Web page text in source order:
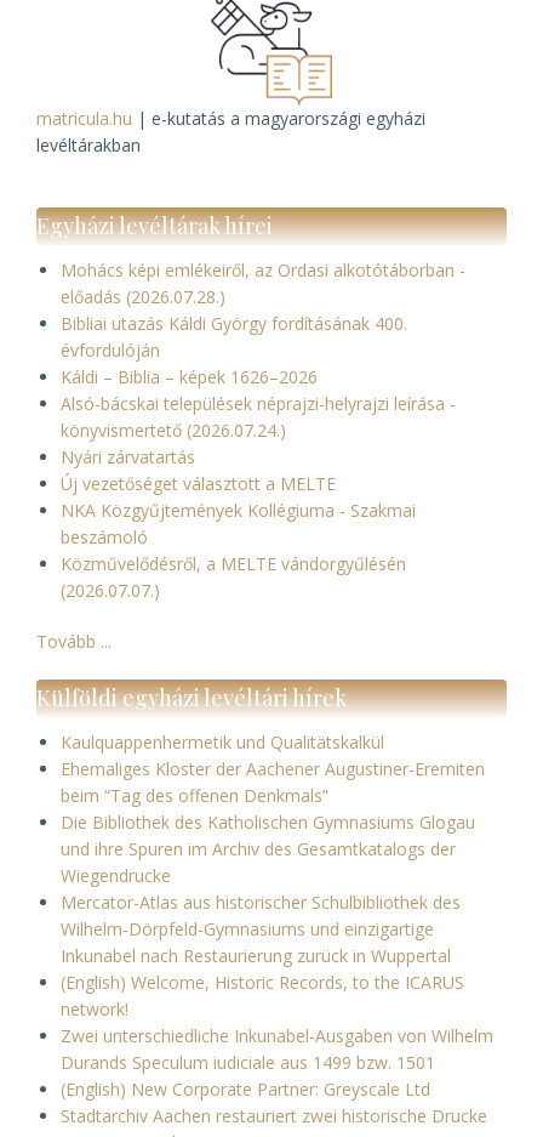
matricula.hu | e-kutatás a magyarországi egyházi
levéltárakban
Egyházi levéltárak hírei
Mohács képi emlékeiről, az Ordasi alkotótáborban -
előadás (2026.07.28.)
Bibliai utazás Káldi György fordításának 400.
évfordulóján
Káldi – Biblia – képek 1626–2026
Alsó-bácskai települések néprajzi-helyrajzi leírása -
könyvismertető (2026.07.24.)
Nyári zárvatartás
Új vezetőséget választott a MELTE
NKA Közgyűjtemények Kollégiuma - Szakmai
beszámoló
Közművelődésről, a MELTE vándorgyűlésén
(2026.07.07.)
Tovább ...
Külföldi egyházi levéltári hírek
Kaulquappenhermetik und Qualitätskalkül
Ehemaliges Kloster der Aachener Augustiner-Eremiten
beim “Tag des offenen Denkmals”
Die Bibliothek des Katholischen Gymnasiums Glogau
und ihre Spuren im Archiv des Gesamtkatalogs der
Wiegendrucke
Mercator-Atlas aus historischer Schulbibliothek des
Wilhelm-Dörpfeld-Gymnasiums und einzigartige
Inkunabel nach Restaurierung zurück in Wuppertal
(English) Welcome, Historic Records, to the ICARUS
network!
Zwei unterschiedliche Inkunabel-Ausgaben von Wilhelm
Durands Speculum iudiciale aus 1499 bzw. 1501
(English) New Corporate Partner: Greyscale Ltd
Stadtarchiv Aachen restauriert zwei historische Drucke